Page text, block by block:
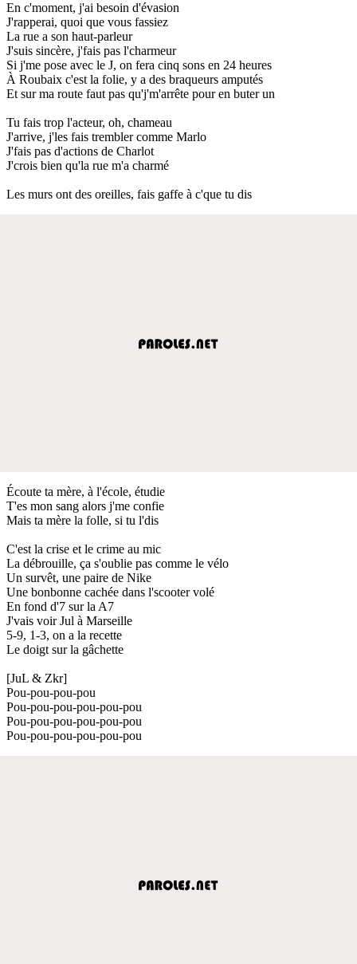
En c'moment, j'ai besoin d'évasion
J'rapperai, quoi que vous fassiez
La rue a son haut-parleur
J'suis sincère, j'fais pas l'charmeur
Si j'me pose avec le J, on fera cinq sons en 24 heures
À Roubaix c'est la folie, y a des braqueurs amputés
Et sur ma route faut pas qu'j'm'arrête pour en buter un
Tu fais trop l'acteur, oh, chameau
J'arrive, j'les fais trembler comme Marlo
J'fais pas d'actions de Charlot
J'crois bien qu'la rue m'a charmé
Les murs ont des oreilles, fais gaffe à c'que tu dis
Écoute ta mère, à l'école, étudie
T'es mon sang alors j'me confie
Mais ta mère la folle, si tu l'dis
C'est la crise et le crime au mic
La débrouille, ça s'oublie pas comme le vélo
Un survêt, une paire de Nike
Une bonbonne cachée dans l'scooter volé
En fond d'7 sur la A7
J'vais voir Jul à Marseille
5-9, 1-3, on a la recette
Le doigt sur la gâchette
[JuL & Zkr]
Pou-pou-pou-pou
Pou-pou-pou-pou-pou-pou
Pou-pou-pou-pou-pou-pou
Pou-pou-pou-pou-pou-pou